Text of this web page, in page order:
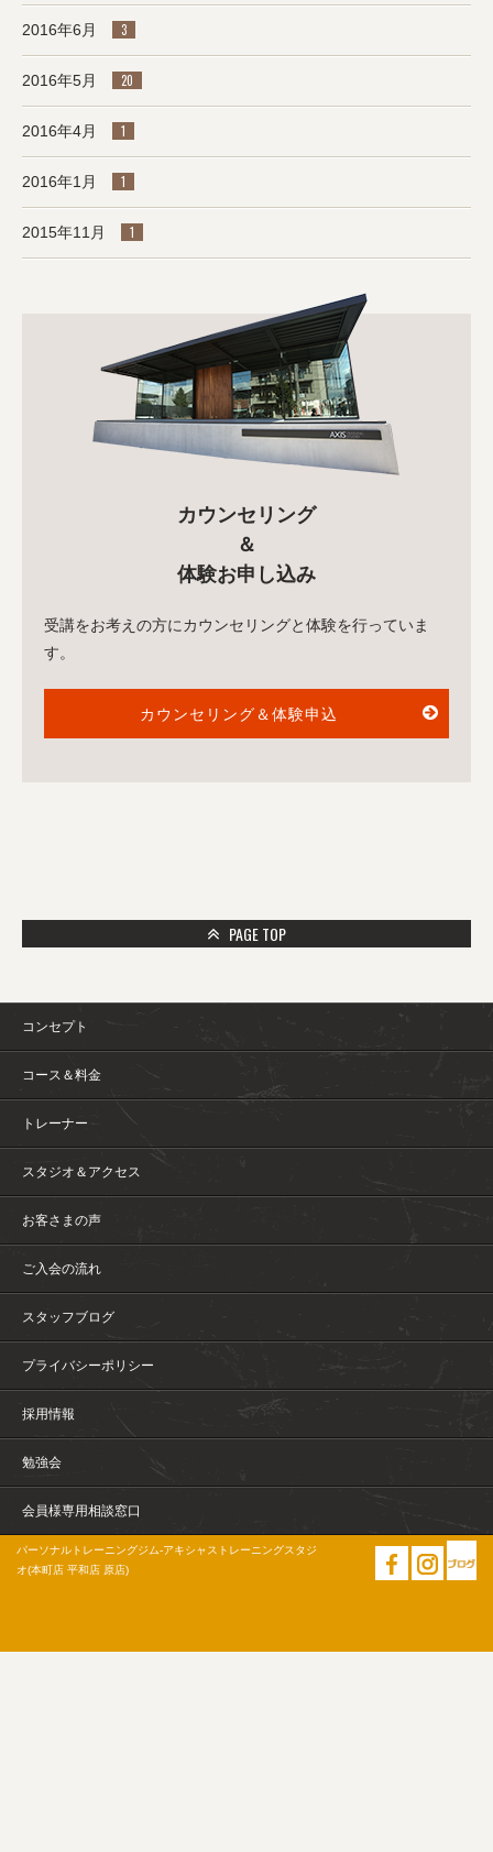
2016年6月 3
2016年5月 20
2016年4月 1
2016年1月 1
2015年11月 1
カウンセリング
＆
体験お申し込み
受講をお考えの方にカウンセリングと体験を行っていま
す。
カウンセリング＆体験申込
PAGE TOP
コンセプト
コース＆料金
トレーナー
スタジオ＆アクセス
お客さまの声
ご入会の流れ
スタッフブログ
プライバシーポリシー
採用情報
勉強会
会員様専用相談窓口
パーソナルトレーニングジム-アキシャストレーニングスタジ
オ(本町店 平和店 原店)